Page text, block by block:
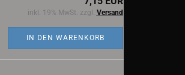
inkl. 19% MwSt. zzgl. Versand
IN DEN WARENKORB